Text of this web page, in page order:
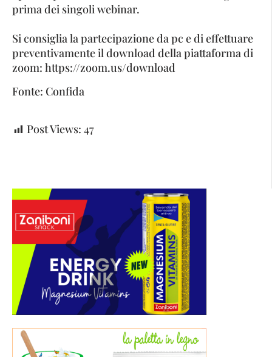
prima dei singoli webinar.
Si consiglia la partecipazione da pc e di effettuare
preventivamente il download della piattaforma di
zoom: https://zoom.us/download
Fonte: Confida
Post Views: 47